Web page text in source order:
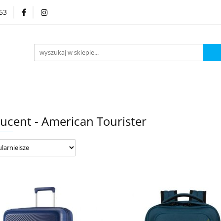
- American Tourister